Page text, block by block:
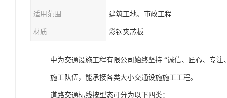
适用范围 建筑工地、市政工程
材质 彩钢夹芯板
中为交通设施工程有限公司始终坚持 “诚信、匠心、专
施工队伍，能承接各类大小交通设施施工工程。
道路交通标线按型态可分为以下四类：